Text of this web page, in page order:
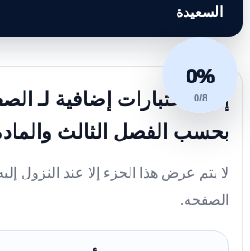
السعيدة
0%
0/8
إليك اختبارات إضافية لـ
بحسب الفصل الثالث
لا يتم عرض هذا الجزء إلا عند النزول
الصفحة.